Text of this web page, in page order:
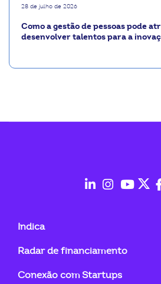
28 de julho de 2026
Como a gestão de pessoas pode
desenvolver talentos para a
in
Indica
Radar de financiamento
Conexão com Startups